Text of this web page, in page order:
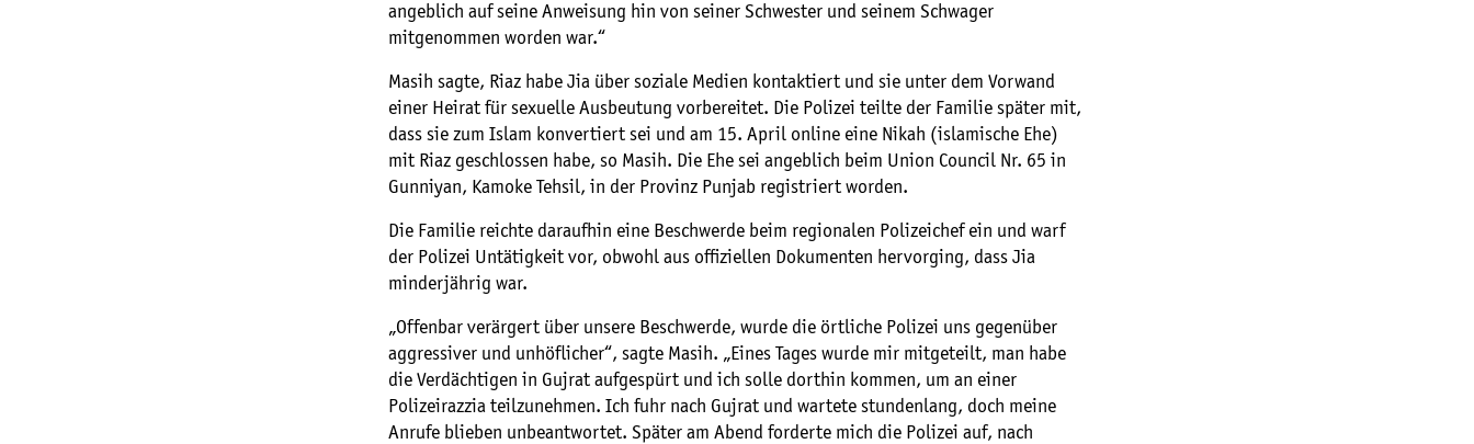
angeblich auf seine Anweisung hin von seiner Schwester und seinem Schwager
mitgenommen worden war.“
Masih sagte, Riaz habe Jia über soziale Medien kontaktiert und sie unter dem Vorwand
einer Heirat für sexuelle Ausbeutung vorbereitet. Die Polizei teilte der Familie später mit,
dass sie zum Islam konvertiert sei und am 15. April online eine Nikah (islamische Ehe)
mit Riaz geschlossen habe, so Masih. Die Ehe sei angeblich beim Union Council Nr. 65 in
Gunniyan, Kamoke Tehsil, in der Provinz Punjab registriert worden.
Die Familie reichte daraufhin eine Beschwerde beim regionalen Polizeichef ein und warf
der Polizei Untätigkeit vor, obwohl aus offiziellen Dokumenten hervorging, dass Jia
minderjährig war.
„Offenbar verärgert über unsere Beschwerde, wurde die örtliche Polizei uns gegenüber
aggressiver und unhöflicher“, sagte Masih. „Eines Tages wurde mir mitgeteilt, man habe
die Verdächtigen in Gujrat aufgespürt und ich solle dorthin kommen, um an einer
Polizeirazzia teilzunehmen. Ich fuhr nach Gujrat und wartete stundenlang, doch meine
Anrufe blieben unbeantwortet. Später am Abend forderte mich die Polizei auf, nach